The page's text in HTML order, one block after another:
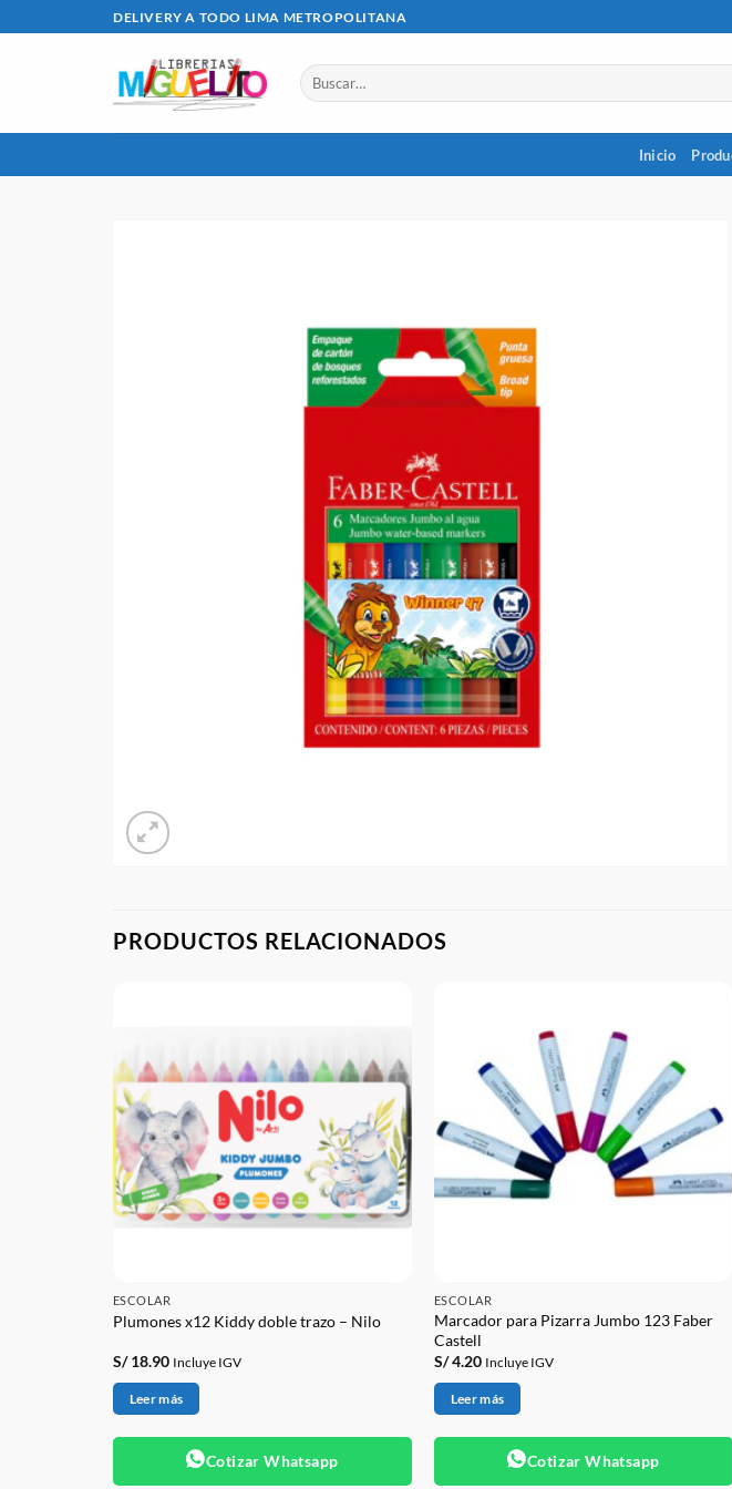
al
DELIVERY A TODO LIMA METROPOLITANA
Buscar
por:
Inicio
PRODUCTOS RELACIONADOS
ESCOLAR
Plumones x12 Kiddy doble trazo – Nilo
S/18.90 Incluye IGV
Leer más
Cotizar Whatsapp
ESCOLAR
Marcador para Pizarra Jumbo 123 Faber
Castell
S/4.20 Incluye IGV
Leer más
Cotizar Whatsapp